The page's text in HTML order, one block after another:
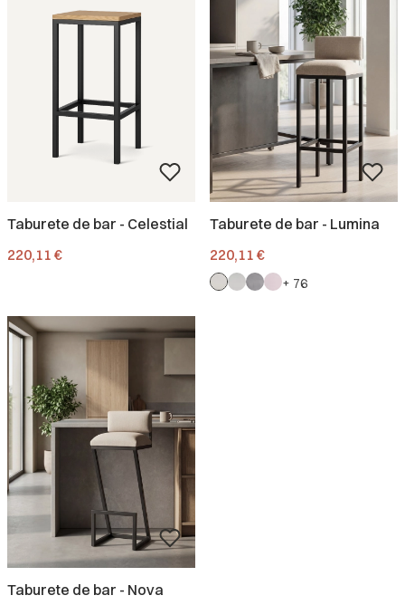
Taburete de bar - Celestial
Precio
220,11 €
Taburete de bar - Lumina
Precio
220,11 €
+ 76
Taburete de bar - Nova